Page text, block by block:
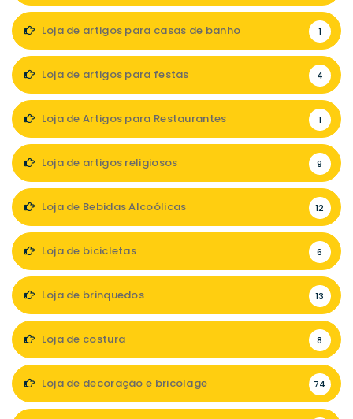
Loja de artigos para casas de banho 1
Loja de artigos para festas 4
Loja de Artigos para Restaurantes 1
Loja de artigos religiosos 9
Loja de Bebidas Alcoólicas 12
Loja de bicicletas 6
Loja de brinquedos 13
Loja de costura 8
Loja de decoração e bricolage 74